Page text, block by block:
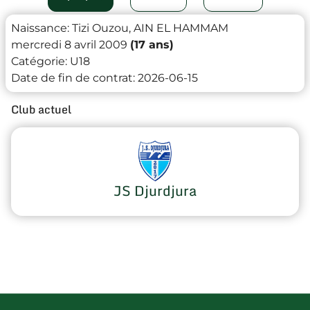
Naissance: Tizi Ouzou, AIN EL HAMMAM
mercredi 8 avril 2009 (17 ans)
Catégorie: U18
Date de fin de contrat: 2026-06-15
Club actuel
JS Djurdjura